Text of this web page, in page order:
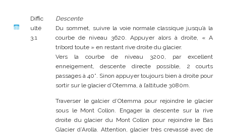
Diffic
ulté
3.1
Descente
Du sommet, suivre la voie normale classique jusqu’à la
courbe de niveau 3620. Appuyer alors à droite, « A
tribord toute » en restant rive droite du glacier.
Vers la courbe de niveau 3200, par excellent
enneigement, descente directe possible, 2 courts
passages à 40°. Sinon appuyer toujours bien à droite pour
sortir sur le glacier d’Otemma, à l’altitude 3080m.
Traverser le galcier d’Otemma pour rejoindre le glacier
sous le Mont Collon. Engager la descente sur la rive
droite du glacier du Mont Collon pour rejoindre le Bas
Glacier d’Arolla. Attention, glacier très crevassé avec de